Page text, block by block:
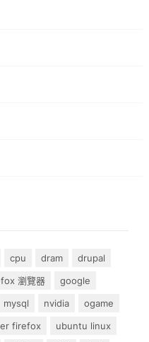
cpu dram
drupal
瀏覽器
google
mysql nvidia
ogame
firefox
ubuntu linux